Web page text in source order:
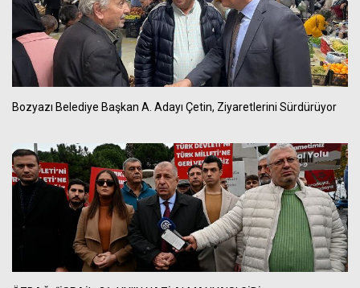
Bozyazı Belediye Başkan A. Adayı Çetin, Ziyaretlerini Sürdürüyor